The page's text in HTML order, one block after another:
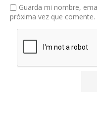
Guarda mi nombre,
próxima vez que comente.